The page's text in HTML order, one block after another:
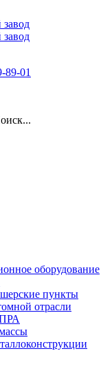
89-01
оборудование
пункты
отрасли